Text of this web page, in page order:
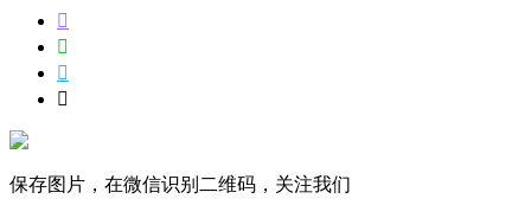




保存图片，在微信识别二维码，关注我们